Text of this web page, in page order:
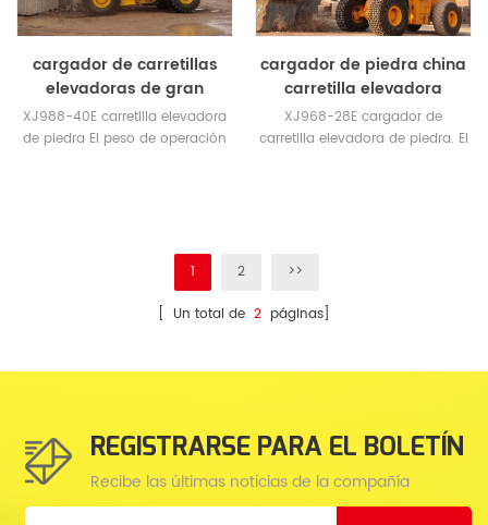
cargador de carretillas
elevadoras de gran
tonelaje
XJ988-40E carretilla elevadora
de piedra El peso de operación
cargador de piedra china
carretilla elevadora
XJ968-28E cargador de
carretilla elevadora de piedra. El
1 2 >>
[ Un total de 2 páginas]
REGISTRARSE PARA EL BOLETÍN
Recibe las últimas noticias de la compañía